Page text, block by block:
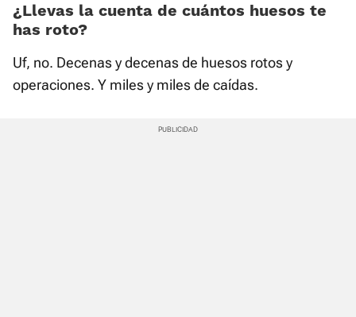
¿Llevas la cuenta de cuántos huesos te
has roto?
Uf, no. Decenas y decenas de huesos rotos y
operaciones. Y miles y miles de caídas.